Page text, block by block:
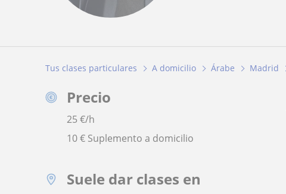
Tus clases particulares A domicilio Árabe Madrid
Precio
25€/h
10 € Suplemento a domicilio
Suele dar clases en